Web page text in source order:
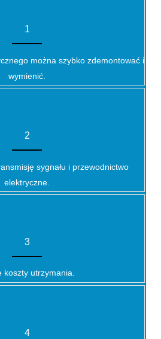
1
można szybko zdemontować i
wymienić.
2
sygnału i przewodnictwo
elektryczne.
3
koszty utrzymania.
4